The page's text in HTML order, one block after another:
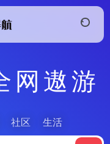
网遨游
社区 生活